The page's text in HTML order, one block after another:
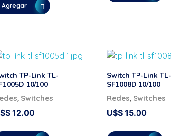
Agregar
TP-Link TL-
10/100
12.00
, Switches
Switch TP-Link TL-
SF1008D 10/100
U$S 15.00
Redes, Switches